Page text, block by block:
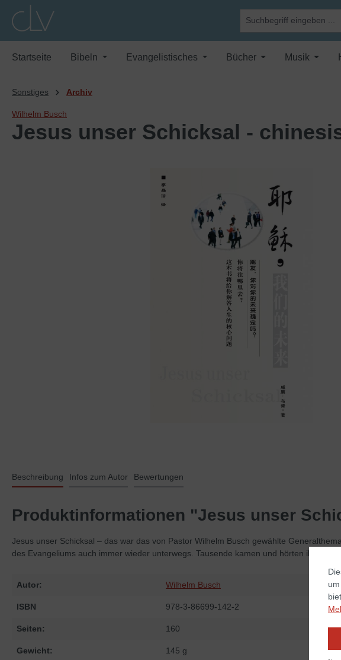
Zur Hauptnavigation springen
Startseite Bibeln Evangelistisches Bücher Musik
Sonstiges Archiv
Wilhelm Busch
Jesus unser Schicksal -
Beschreibung Infos zum Autor Bewertungen
Produktinformationen "Jesus unser
Jesus unser Schicksal – das war das von Pastor Wilhelm Busch gewählte
des Evangeliums auch immer wieder unterwegs. Tausende kamen und hörten ihm
Autor: Wilhelm Busch
ISBN 978-3-86699-142-2
Seiten: 160
Gewicht: 145 g